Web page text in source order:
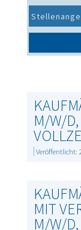
M/W/D,
Veröffentlicht:
MIT
M/W/